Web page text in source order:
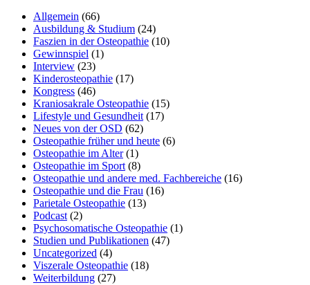
Allgemein (66)
Ausbildung & Studium (24)
Faszien in der Osteopathie (10)
Gewinnspiel (1)
Interview (23)
Kinderosteopathie (17)
Kongress (46)
Kraniosakrale Osteopathie (15)
Lifestyle und Gesundheit (17)
Neues von der OSD (62)
Osteopathie früher und heute (6)
Osteopathie im Alter(1)
Osteopathie im Sport (8)
Osteopathie und andere med. Fachbereiche (16)
Osteopathie und die Frau (16)
Parietale Osteopathie (13)
Podcast (2)
Psychosomatische Osteopathie (1)
Studien und Publikationen (47)
Uncategorized (4)
Viszerale Osteopathie (18)
Weiterbildung (27)